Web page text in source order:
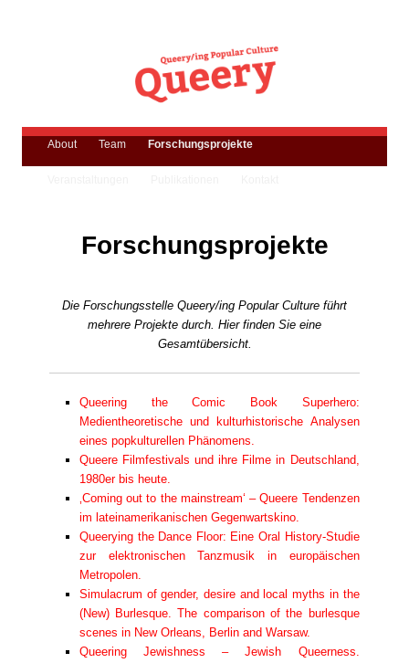
Forschungsstelle Queery
Hauptmenü
About Team Forschungsprojekte
Forschungsprojekte
Die Forschungsstelle Queery/ing Popular Culture führt
mehrere Projekte durch. Hier finden Sie eine
Gesamtübersicht.
Queering the Comic Book Superhero:
Medientheoretische und kulturhistorische Analysen
eines popkulturellen Phänomens.
Queere Filmfestivals und ihre Filme in Deutschland,
1980er bis heute.
‚Coming out to the mainstream‘ – Queere Tendenzen
im lateinamerikanischen Gegenwartskino.
Queerying the Dance Floor: Eine Oral History-Studie
zur elektronischen Tanzmusik in europäischen
Metropolen.
Simulacrum of gender, desire and local myths in the
(New) Burlesque. The comparison of the burlesque
scenes in New Orleans, Berlin and Warsaw.
Queering Jewishness – Jewish Queerness.